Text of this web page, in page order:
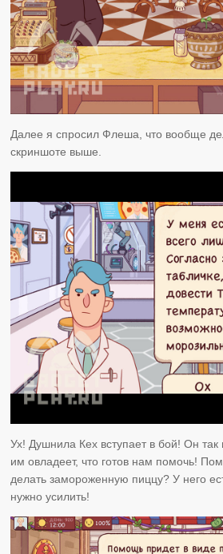
Далее я спросил Флеша, что вообще
скриншоте выше.
Ух! Душнила Кех вступает в бой! Он так
им овладеет, что готов нам помочь!
делать замороженную пиццу? У него
нужно усилить!